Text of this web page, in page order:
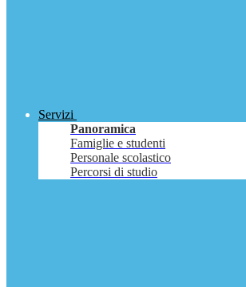
Servizi
Panoramica
Famiglie e studenti
Personale scolastico
Percorsi di studio